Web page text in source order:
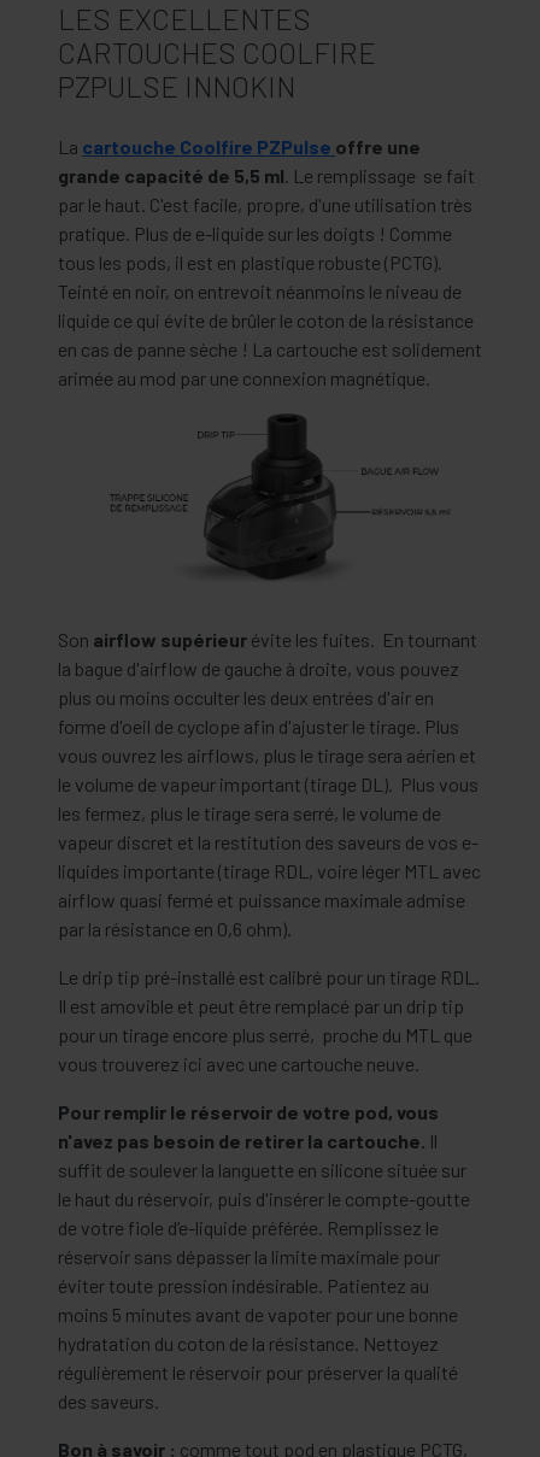
LES EXCELLENTES
CARTOUCHES COOLFIRE
PZPULSE INNOKIN
La cartouche Coolfire PZPulse offre une
grande capacité de 5,5 ml. Le remplissage se fait
par le haut. C'est facile, propre, d'une utilisation très
pratique. Plus de e-liquide sur les doigts ! Comme
tous les pods, il est en plastique robuste (PCTG).
Teinté en noir, on entrevoit néanmoins le niveau de
liquide ce qui évite de brûler le coton de la résistance
en cas de panne sèche ! La cartouche est solidement
arimée au mod par une connexion magnétique.
Son airflow supérieur évite les fuites. En tournant
la bague d'airflow de gauche à droite, vous pouvez
plus ou moins occulter les deux entrées d'air en
forme d'oeil de cyclope afin d'ajuster le tirage. Plus
vous ouvrez les airflows, plus le tirage sera aérien et
le volume de vapeur important (tirage DL). Plus vous
les fermez, plus le tirage sera serré, le volume de
vapeur discret et la restitution des saveurs de vos e-
liquides importante (tirage RDL, voire léger MTL avec
airflow quasi fermé et puissance maximale admise
par la résistance en 0,6 ohm).
Le drip tip pré-installé est calibré pour un tirage RDL.
Il est amovible et peut être remplacé par un drip tip
pour un tirage encore plus serré, proche du MTL que
vous trouverez ici avec une cartouche neuve.
Pour remplir le réservoir de votre pod, vous
n'avez pas besoin de retirer la cartouche. Il
suffit de soulever la languette en silicone située sur
le haut du réservoir, puis d'insérer le compte-goutte
de votre fiole d’e-liquide préférée. Remplissez le
réservoir sans dépasser la limite maximale pour
éviter toute pression indésirable. Patientez au
moins 5 minutes avant de vapoter pour une bonne
hydratation du coton de la résistance. Nettoyez
régulièrement le réservoir pour préserver la qualité
des saveurs.
Bon à savoir : comme tout pod en plastique PCTG,